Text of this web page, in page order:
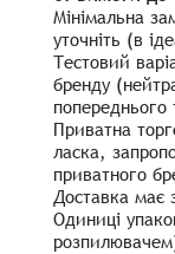
Мінімальна
уточніть (в
Тестовий
бренду
попереднього
Приватна
ласка,
приватного
Доставка має
Одиниці